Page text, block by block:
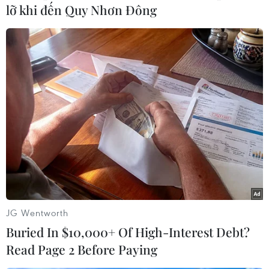
Trong 48 đến 72 giờ tiếp theo, bão di chuyển
theo hướng Tây Tây Nam mỗi giờ đi được
khoảng 20-25km.
Hoàn lưu sau bão kết hợp với không khí lạnh
tăng cường (29/11) sẽ gây mưa to đến rất to cho
khu vực Đà Nẵng - Khánh Hòa từ 30/11 đến 2/12
(200-400mm), trên các sông thuộc khu vực này
có khả năng xuất hiện lũ kèm nguy cơ lũ quét,
sạt lở đất. Sau đó vùng mưa dịch chuyển ra phía
Bắc (Nghệ An - Thừa Thiên Huế)./.
lỡ khi đến Quy Nhơn Đông
JG Wentworth
Buried In $10,000+ Of High-Interest Debt?
Read Page 2 Before Paying